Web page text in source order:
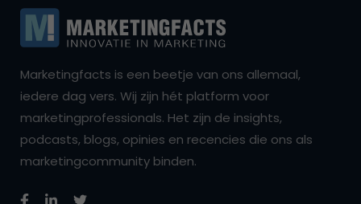
Marketingfacts is een beetje van ons allemaal,
iedere dag vers. Wij zijn hét platform voor
marketingprofessionals. Het zijn de insights,
podcasts, blogs, opinies en recencies die ons als
marketingcommunity binden.